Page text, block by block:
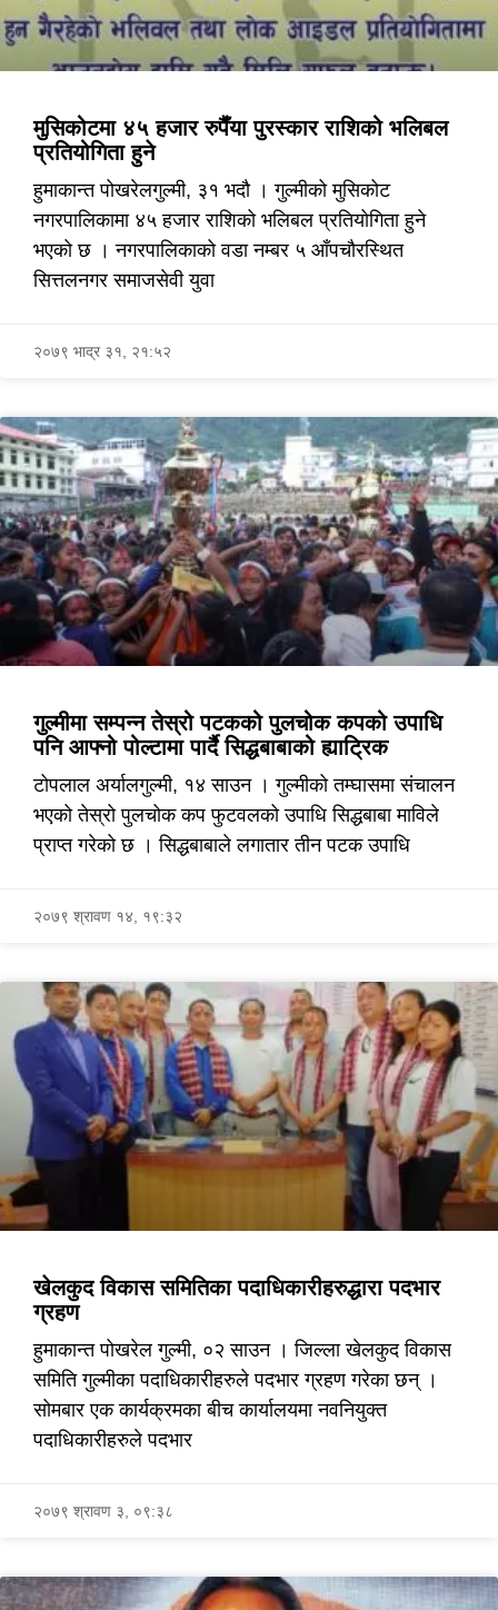
मुसिकोटमा ४५ हजार रुपैँया पुरस्कार राशिको भलिबल
प्रतियोगिता हुने
हुमाकान्त पोखरेलगुल्मी, ३१ भदौ । गुल्मीको मुसिकोट
नगरपालिकामा ४५ हजार राशिको भलिबल प्रतियोगिता हुने
भएको छ । नगरपालिकाको वडा नम्बर ५ आँपचौरस्थित
सित्तलनगर समाजसेवी युवा
२०७९ भाद्र ३१, २१:५२
गुल्मीमा सम्पन्न तेस्रो पटकको पुलचोक कपको उपाधि
पनि आफ्नो पोल्टामा पार्दै सिद्धबाबाको ह्याट्रिक
टोपलाल अर्यालगुल्मी, १४ साउन । गुल्मीको तम्घासमा संचालन
भएको तेस्रो पुलचोक कप फुटवलको उपाधि सिद्धबाबा माविले
प्राप्त गरेको छ । सिद्धबाबाले लगातार तीन पटक उपाधि
२०७९ श्रावण १४, १९:३२
खेलकुद विकास समितिका पदाधिकारीहरुद्धारा पदभार
ग्रहण
हुमाकान्त पोखरेल गुल्मी, ०२ साउन । जिल्ला खेलकुद विकास
समिति गुल्मीका पदाधिकारीहरुले पदभार ग्रहण गरेका छन् ।
सोमबार एक कार्यक्रमका बीच कार्यालयमा नवनियुक्त
पदाधिकारीहरुले पदभार
२०७९ श्रावण ३, ०९:३८